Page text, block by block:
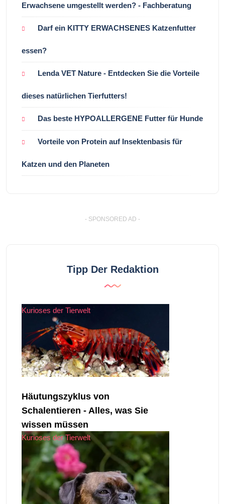
Erwachsene umgestellt werden? - Fachberatung
Darf ein KITTY ERWACHSENES Katzenfutter
essen?
Lenda VET Nature - Entdecken Sie die Vorteile
dieses natürlichen Tierfutters!
Das beste HYPOALLERGENE Futter für Hunde
Vorteile von Protein auf Insektenbasis für
Katzen und den Planeten
- SPONSORED AD -
Tipp Der Redaktion
Kurioses der Tierwelt
Häutungszyklus von
Schalentieren - Alles, was Sie
wissen müssen
Kurioses der Tierwelt